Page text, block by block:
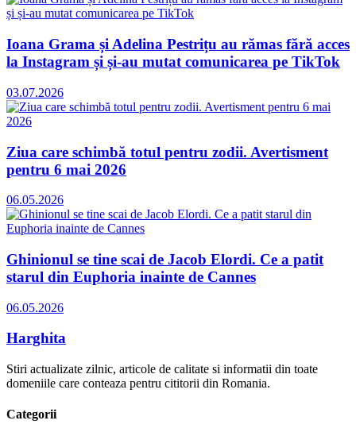
Ioana Grama și Adelina Pestrițu au rămas fără acces
la Instagram și și-au mutat comunicarea pe TikTok
03.07.2026
Ziua care schimbă totul pentru zodii. Avertisment
pentru 6 mai 2026
06.05.2026
Ghinionul se tine scai de Jacob Elordi. Ce a patit
starul din Euphoria inainte de Cannes
06.05.2026
Harghita
Stiri actualizate zilnic, articole de calitate si informatii din toate
domeniile care conteaza pentru cititorii din Romania.
Categorii